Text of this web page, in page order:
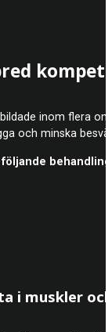
inom flera
och minska
i muskler